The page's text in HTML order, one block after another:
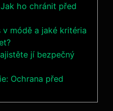
ho chránit před
módě a jaké kritéria
jí bezpečný
Ochrana před